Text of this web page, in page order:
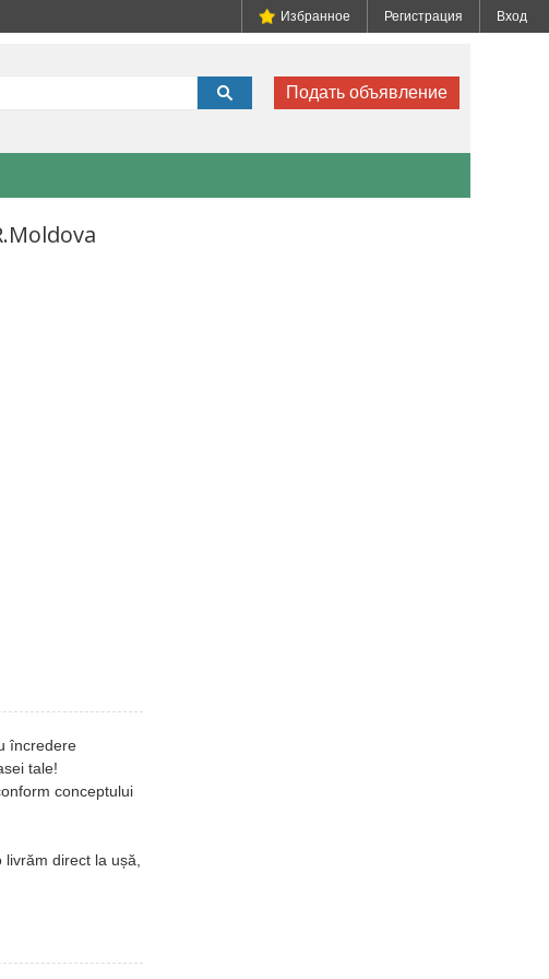
Подать объявление
încredere
tale!
conceptului
direct la ușă,
Избранное Регистрация Вход